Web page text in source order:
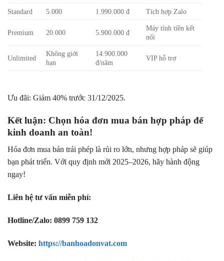
Standard 5.000 1.990.000 đ Tích hợp Zalo
Premium 20.000 5.900.000 đ
Máy tính tiền kết
nối
Unlimited
Không giới
hạn
14.900.000
đ/năm
VIP hỗ trợ
Ưu đãi: Giảm 40% trước 31/12/2025.
Kết luận: Chọn hóa đơn mua bán hợp pháp để
kinh doanh an toàn!
Hóa đơn mua bán trái phép là rủi ro lớn, nhưng hợp pháp sẽ giúp
bạn phát triển. Với quy định mới 2025–2026, hãy hành động
ngay!
Liên hệ tư vấn miễn phí:
Hotline/Zalo: 0899 759 132
Website: https://banhoadonvat.com